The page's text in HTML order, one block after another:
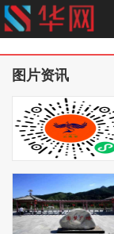
图片资讯